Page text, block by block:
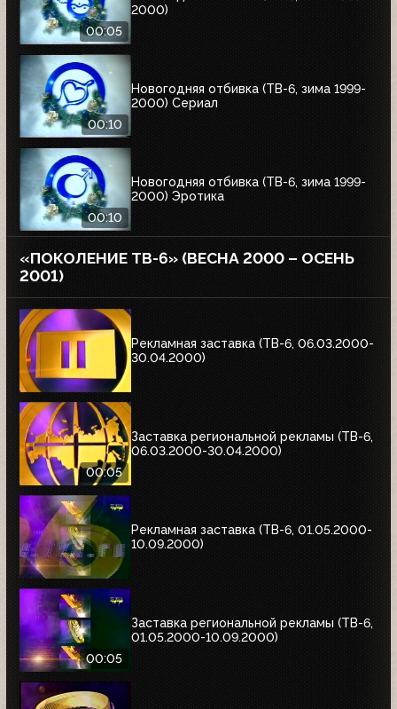
00:05
2000)
00:10
Новогодняя отбивка (ТВ-6, зима 1999-
2000) Сериал
00:10
Новогодняя отбивка (ТВ-6, зима 1999-
2000) Эротика
«ПОКОЛЕНИЕ ТВ-6» (ВЕСНА 2000 – ОСЕНЬ
2001)
Рекламная заставка (ТВ-6, 06.03.2000-
30.04.2000)
00:05
Заставка региональной рекламы (ТВ-6,
06.03.2000-30.04.2000)
Рекламная заставка (ТВ-6, 01.05.2000-
10.09.2000)
00:05
Заставка региональной рекламы (ТВ-6,
01.05.2000-10.09.2000)